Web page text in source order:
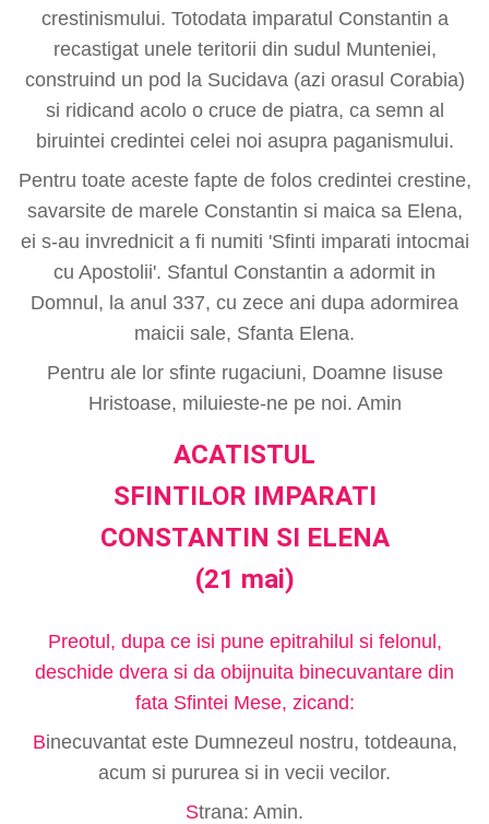
crestinismului. Totodata imparatul Constantin a
recastigat unele teritorii din sudul Munteniei,
construind un pod la Sucidava (azi orasul Corabia)
si ridicand acolo o cruce de piatra, ca semn al
biruintei credintei celei noi asupra paganismului.
Pentru toate aceste fapte de folos credintei crestine,
savarsite de marele Constantin si maica sa Elena,
ei s-au invrednicit a fi numiti 'Sfinti imparati intocmai
cu Apostolii'. Sfantul Constantin a adormit in
Domnul, la anul 337, cu zece ani dupa adormirea
maicii sale, Sfanta Elena.
Pentru ale lor sfinte rugaciuni, Doamne Iisuse
Hristoase, miluieste-ne pe noi. Amin
ACATISTUL
SFINTILOR IMPARATI
CONSTANTIN SI ELENA
(21 mai)
Preotul, dupa ce isi pune epitrahilul si felonul,
deschide dvera si da obijnuita binecuvantare din
fata Sfintei Mese, zicand:
Binecuvantat este Dumnezeul nostru, totdeauna,
acum si pururea si in vecii vecilor.
Strana: Amin.